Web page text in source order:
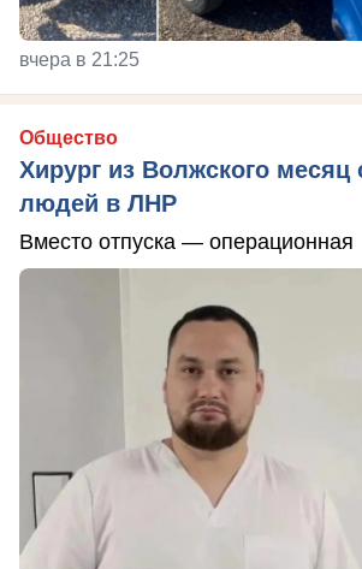
вчера в 21:25
Общество
Хирург из Волжского месяц
людей в ЛНР
Вместо отпуска — операционная